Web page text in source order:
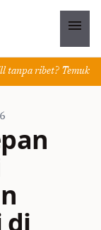
menu
ribet? Temukan
di